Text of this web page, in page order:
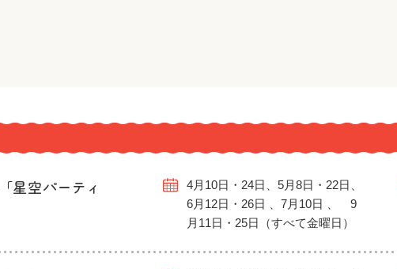
星空パーティ
4月10日・24日、5月8日・22日、
6月12日・26日 、7月10日 、 9
月11日・25日（すべて金曜日）